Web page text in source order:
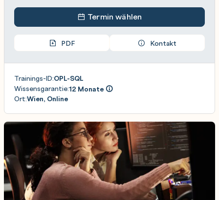
Termin wählen
PDF Kontakt
Trainings-ID:OPL-SQL
Wissensgarantie:12 Monate
Ort:Wien, Online